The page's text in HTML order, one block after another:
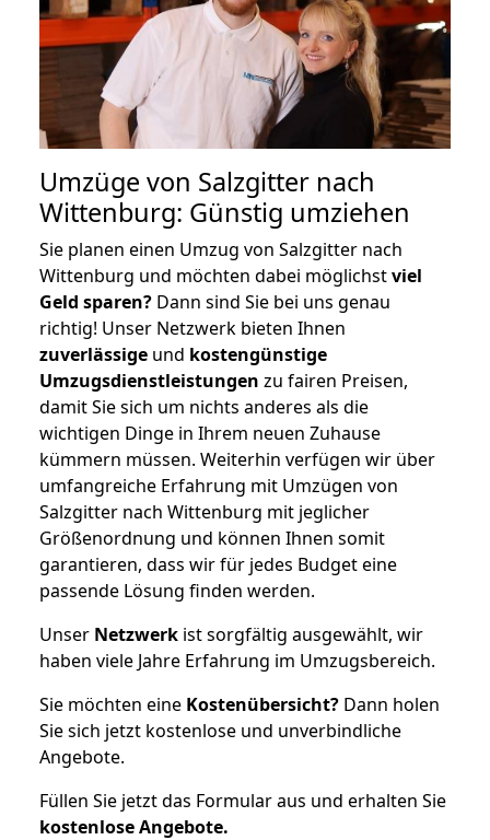
Umzüge von Salzgitter nach
Wittenburg: Günstig umziehen
Sie planen einen Umzug von Salzgitter nach
Wittenburg und möchten dabei möglichstviel
Geld sparen? Dann sind Sie bei uns genau
richtig! Unser Netzwerk bieten Ihnen
zuverlässige und kostengünstige
Umzugsdienstleistungen zu fairen Preisen,
damit Sie sich um nichts anderes als die
wichtigen Dinge in Ihrem neuen Zuhause
kümmern müssen. Weiterhin verfügen wir über
umfangreiche Erfahrung mit Umzügen von
Salzgitter nach Wittenburg mit jeglicher
Größenordnung und können Ihnen somit
garantieren, dass wir für jedes Budget eine
passende Lösung finden werden.
Unser Netzwerk ist sorgfältig ausgewählt, wir
haben viele Jahre Erfahrung im Umzugsbereich.
Sie möchten eine Kostenübersicht? Dann holen
Sie sich jetzt kostenlose und unverbindliche
Angebote.
Füllen Sie jetzt das Formular aus und erhalten Sie
kostenloseAngebote.